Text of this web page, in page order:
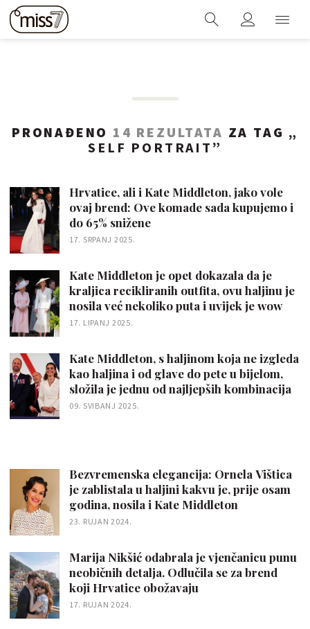
PRONAĐENO 14 REZULTATA ZA TAG „
SELF PORTRAIT ”
Hrvatice, ali i Kate Middleton, jako vole
ovaj brend: Ove komade sada kupujemo i
do 65% snižene
17. SRPANJ 2025.
Kate Middleton je opet dokazala da je
kraljica recikliranih outfita, ovu haljinu je
nosila već nekoliko puta i uvijek je wow
17. LIPANJ 2025.
Kate Middleton, s haljinom koja ne izgleda
kao haljina i od glave do pete u bijelom,
složila je jednu od najljepših kombinacija
09. SVIBANJ 2025.
Bezvremenska elegancija: Ornela Vištica
je zablistala u haljini kakvu je, prije osam
godina, nosila i Kate Middleton
23. RUJAN 2024.
Marija Nikšić odabrala je vjenčanicu punu
neobičnih detalja. Odlučila se za brend
koji Hrvatice obožavaju
17. RUJAN 2024.